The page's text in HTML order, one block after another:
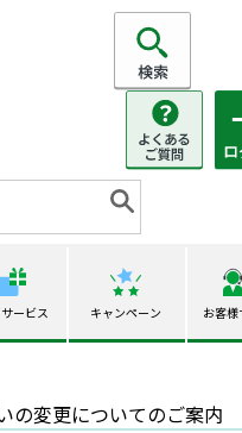
ービス キャンペーン お客
の変更についてのご案内